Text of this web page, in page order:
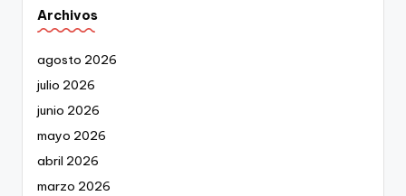
Archivos
agosto 2026
julio 2026
junio 2026
mayo 2026
abril 2026
marzo 2026